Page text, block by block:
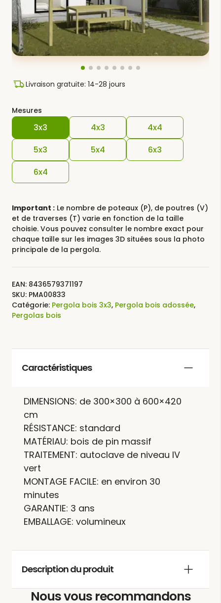
Livraison gratuite: 14-28 jours
Mesures
3x3 4x3
4x4
5x3
5x4
6x3
6x4
Important : Le nombre de poteaux (P), de poutres (V)
et de traverses (T) varie en fonction de la taille
choisie. Vous pouvez consulter le nombre exact pour
chaque taille sur les images 3D situées sous la photo
principale de la pergola.
EAN: 8436579371197
SKU: PMA00833
Catégorie: Pergola bois 3x3, Pergola bois adossée,
Pergolas bois
Caractéristiques
DIMENSIONS: de 300×300 à 600×420
cm
RÉSISTANCE: standard
MATÉRIAU: bois de pin massif
TRAITEMENT: autoclave de niveau IV
vert
MONTAGE FACILE: en environ 30
minutes
GARANTIE: 3 ans
EMBALLAGE: volumineux
Description du produit
Nous vous recommandons